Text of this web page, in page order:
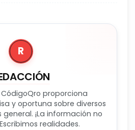
R
proporciona
y oportuna sobre diversos
¡La información no
realidades.